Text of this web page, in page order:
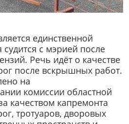
единственной
с мэрией после
Речь идёт о качестве
после вскрышных работ.
на
комиссии областной
качеством капремонта
тротуаров, дворовых